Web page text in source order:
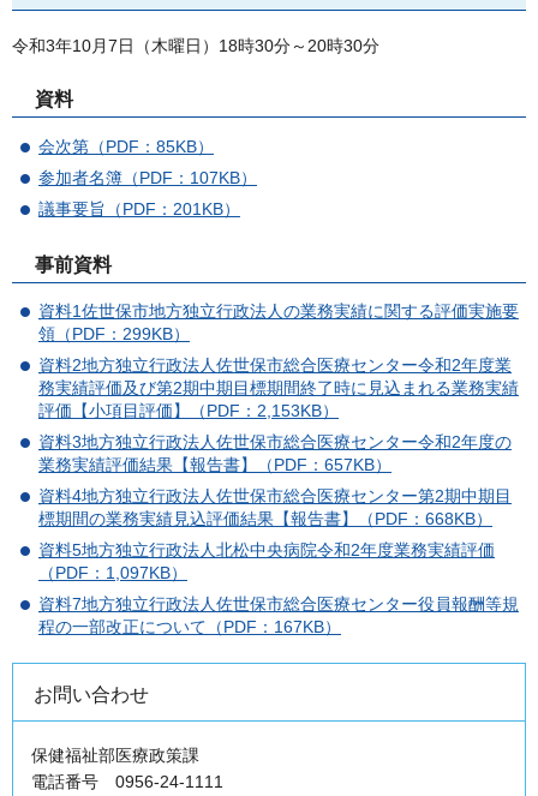
令和3年10月7日（木曜日）18時30分～20時30分
資料
会次第（PDF：85KB）
参加者名簿（PDF：107KB）
議事要旨（PDF：201KB）
事前資料
資料1佐世保市地方独立行政法人の業務実績に関する評価実施要
領（PDF：299KB）
資料2地方独立行政法人佐世保市総合医療センター令和2年度業
務実績評価及び第2期中期目標期間終了時に見込まれる業務実績
評価【小項目評価】（PDF：2,153KB）
資料3地方独立行政法人佐世保市総合医療センター令和2年度の
業務実績評価結果【報告書】（PDF：657KB）
資料4地方独立行政法人佐世保市総合医療センター第2期中期目
標期間の業務実績見込評価結果【報告書】（PDF：668KB）
資料5地方独立行政法人北松中央病院令和2年度業務実績評価
（PDF：1,097KB）
資料7地方独立行政法人佐世保市総合医療センター役員報酬等規
程の一部改正について（PDF：167KB）
お問い合わせ
保健福祉部医療政策課
電話番号 0956-24-1111